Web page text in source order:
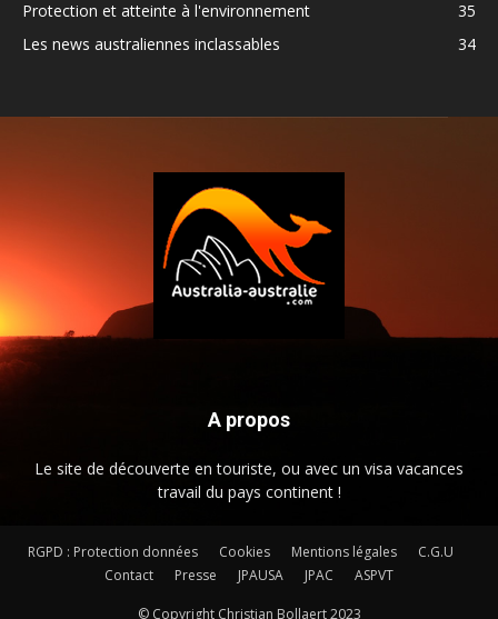
Protection et atteinte à l'environnement
35
Les news australiennes inclassables
34
A propos
Le site de découverte en touriste, ou avec un visa vacances
travail du pays continent !
RGPD : Protection données Cookies Mentions légales
C.G.U
Contact
Presse JPAUSA JPAC ASPVT
© Copyright Christian Bollaert 2023